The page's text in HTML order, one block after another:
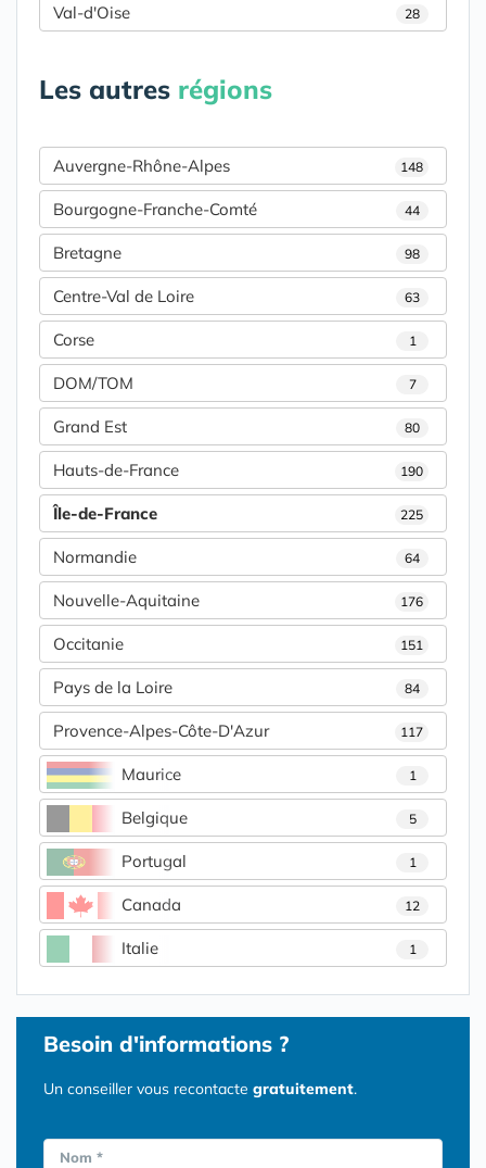
Val-d'Oise 28
Les autres régions
Auvergne-Rhône-Alpes 148
Bourgogne-Franche-Comté 44
Bretagne 98
Centre-Val de Loire 63
Corse 1
DOM/TOM 7
Grand Est 80
Hauts-de-France 190
Île-de-France 225
Normandie 64
Nouvelle-Aquitaine 176
Occitanie 151
Pays de la Loire 84
Provence-Alpes-Côte-D'Azur 117
Maurice 1
Belgique 5
Portugal 1
Canada 12
Italie 1
Besoin d'informations ?
Un conseiller vous recontacte gratuitement.
Nom *